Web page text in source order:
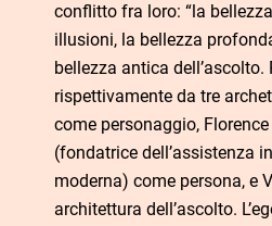
conflitto fra loro: “la
illusioni, la bellezza
bellezza antica dell’ascolto.
rispettivamente da tre
come personaggio,
(fondatrice dell’assistenza
moderna) come persona, e
architettura dell’ascolto.